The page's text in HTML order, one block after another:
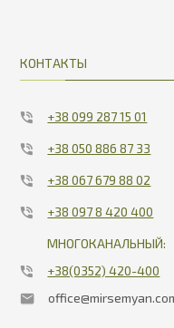
КОНТАКТЫ
+38 099 287 15 01
+38 050 886 87 33
+38 067 679 88 02
+38 097 8 420 400
МНОГОКАНАЛЬНЫЙ:
+38(0352) 420-400